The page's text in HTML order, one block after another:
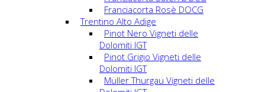
Franciacorta Rosè DOCG
Trentino Alto Adige
Pinot Nero Vigneti delle
Dolomiti IGT
Pinot Grigio Vigneti delle
Dolomiti IGT
Müller Thurgau Vigneti delle